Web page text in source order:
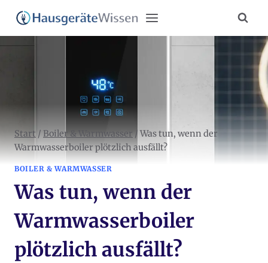
Zum
Inhalt
springen
Start / Boiler & Warmwasser/ Was tun, wenn der
Warmwasserboiler plötzlich ausfällt?
BOILER & WARMWASSER
Was tun, wenn der
Warmwasserboiler
plötzlich ausfällt?